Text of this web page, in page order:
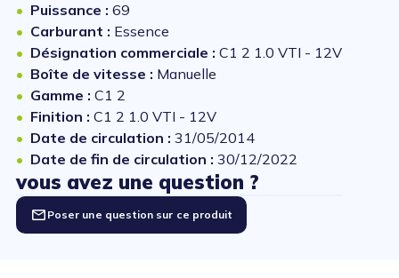
Puissance : 69
Carburant : Essence
Désignation commerciale : C1 2 1.0 VTI - 12V
Boîte de vitesse : Manuelle
Gamme : C1 2
Finition : C1 2 1.0 VTI - 12V
Date de circulation : 31/05/2014
Date de fin de circulation : 30/12/2022
vous avez une question ?
Poser une question sur ce produit